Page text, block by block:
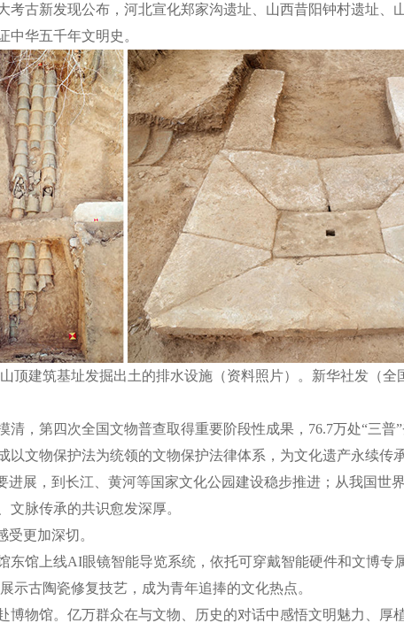
古新发现公布，河北宣化郑家沟遗址、山西昔阳钟村遗址、
中华五千年文明史。
顶建筑基址发掘出土的排水设施（资料照片）。新华社发（全
，第四次全国文物普查取得重要阶段性成果，76.7万处“三普
以文物保护法为统领的文物保护法律体系，为文化遗产永续传
展，到长江、黄河等国家文化公园建设稳步推进；从我国世
文脉传承的共识愈发深厚。
更加深切。
馆上线AI眼镜智能导览系统，依托可穿戴智能硬件和文博专
示古陶瓷修复技艺，成为青年追捧的文化热点。
物馆。亿万群众在与文物、历史的对话中感悟文明魅力、厚植